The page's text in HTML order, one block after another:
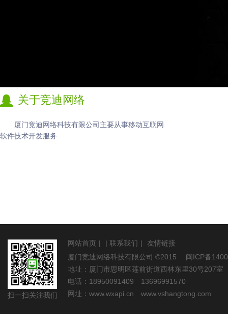
关于竞迪网络
厦门竞迪网络科技有限公司主要从事移动互联网
软件技术开发服务
扫一扫关注我们
网站首页 | | 联系我们 |
友情链接
厦门竞迪网络科技有限公司 ©2015 闽ICP备
地址：厦门市思明区莲前街道西林东里30号207室
电话：18950091409 13696991570
网址： www.wxapi.cn www.vshangtong.com